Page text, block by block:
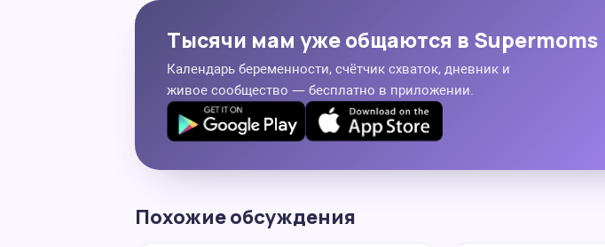
Тысячи мам уже общаются в Supermoms
Календарь беременности, счётчик схваток, дневник и
живое сообщество — бесплатно в приложении.
Похожие обсуждения